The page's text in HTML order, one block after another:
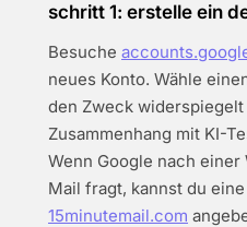
schritt 1: erstelle ein
Besuche
neues Konto. Wähle
den Zweck
Zusammenhang mit KI-
Wenn Google nach
Mail fragt, kannst du
15minutemail.com